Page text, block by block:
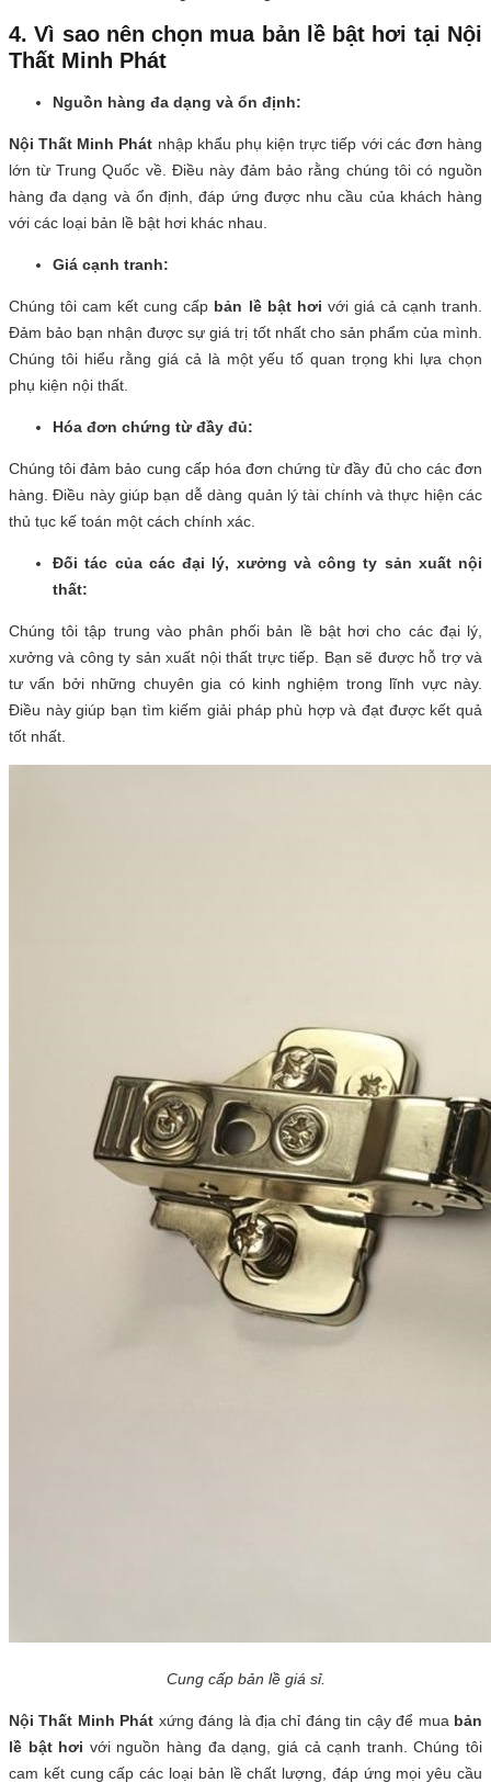
4. Vì sao nên chọn mua bản lề bật hơi tại Nội
Thất Minh Phát
Nguồn hàng đa dạng và ổn định:
Nội Thất Minh Phát nhập khẩu phụ kiện trực tiếp với các đơn hàng
lớn từ Trung Quốc về. Điều này đảm bảo rằng chúng tôi có nguồn
hàng đa dạng và ổn định, đáp ứng được nhu cầu của khách hàng
với các loại bản lề bật hơi khác nhau.
Giá cạnh tranh:
Chúng tôi cam kết cung cấp bản lề bật hơi với giá cả cạnh tranh.
Đảm bảo bạn nhận được sự giá trị tốt nhất cho sản phẩm của mình.
Chúng tôi hiểu rằng giá cả là một yếu tố quan trọng khi lựa chọn
phụ kiện nội thất.
Hóa đơn chứng từ đầy đủ:
Chúng tôi đảm bảo cung cấp hóa đơn chứng từ đầy đủ cho các đơn
hàng. Điều này giúp bạn dễ dàng quản lý tài chính và thực hiện các
thủ tục kế toán một cách chính xác.
Đối tác của các đại lý, xưởng và công ty sản xuất nội
thất:
Chúng tôi tập trung vào phân phối bản lề bật hơi cho các đại lý,
xưởng và công ty sản xuất nội thất trực tiếp. Bạn sẽ được hỗ trợ và
tư vấn bởi những chuyên gia có kinh nghiệm trong lĩnh vực này.
Điều này giúp bạn tìm kiếm giải pháp phù hợp và đạt được kết quả
tốt nhất.
Cung cấp bản lề giá sỉ.
Nội Thất Minh Phát xứng đáng là địa chỉ đáng tin cậy để mua bản
lề bật hơi với nguồn hàng đa dạng, giá cả cạnh tranh. Chúng tôi
cam kết cung cấp các loại bản lề chất lượng, đáp ứng mọi yêu cầu